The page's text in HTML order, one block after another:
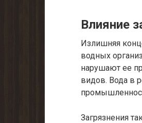
Влияние
Излишняя
водных
нарушают ее
видов. Вода в
Загрязнения